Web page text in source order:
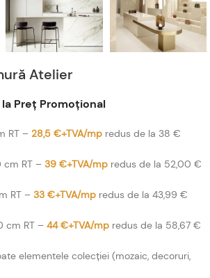
Atelier
Preț Promoțional
RT – 28,5 €+TVA/mp redus de la 38 €
RT – 39 €+TVA/mp redus de la 52,00 €
RT – 33 €+TVA/mp redus de la 43,99 €
cm RT – 44 €+TVA/mp redus de la 58,67 €
elementele colecției (mozaic, decoruri,